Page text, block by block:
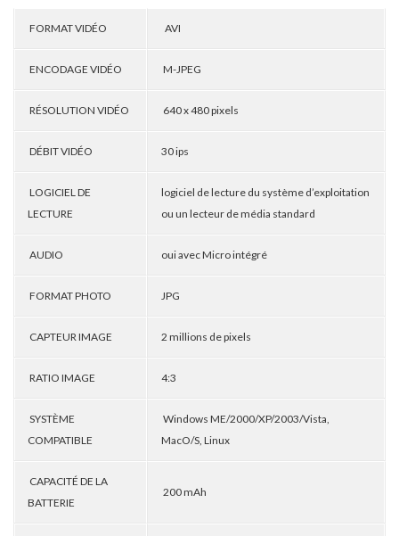
FORMAT VIDÉO AVI
ENCODAGE VIDÉO M-JPEG
RÉSOLUTION VIDÉO 640 x 480 pixels
DÉBIT VIDÉO 30 ips
LOGICIEL DE
LECTURE
logiciel de lecture du système d’exploitation
ou un lecteur de média standard
AUDIO oui avec Micro intégré
FORMAT PHOTO JPG
CAPTEUR IMAGE 2 millions de pixels
RATIO IMAGE 4:3
SYSTÈME
COMPATIBLE
Windows ME/2000/XP/2003/Vista,
MacO/S, Linux
CAPACITÉ DE LA
BATTERIE
200 mAh